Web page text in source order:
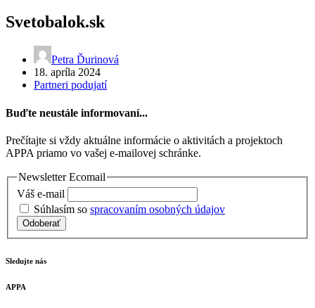
Svetobalok.sk
Petra Ďurinová
18. apríla 2024
Partneri podujatí
Buďte neustále informovaní...
Prečítajte si vždy aktuálne informácie o aktivitách a projektoch
APPA priamo vo vašej e-mailovej schránke.
Newsletter Ecomail
Váš e-mail
Súhlasím so spracovaním osobných údajov
Odoberať
Sledujte nás
APPA